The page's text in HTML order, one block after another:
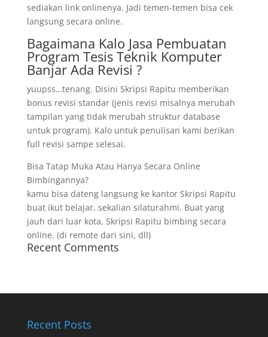
sediakan link onlinenya. Jadi temen-temen bisa cek
langsung secara online.
Bagaimana Kalo Jasa Pembuatan
Program Tesis Teknik Komputer
Banjar Ada Revisi ?
yuupss…tenang. Disini Skripsi Rapitu memberikan
bonus revisi standar (jenis revisi misalnya merubah
tampilan yang tidak merubah struktur database
untuk program). Kalo untuk penulisan kami berikan
full revisi sampe selesai.
Bisa Tatap Muka Atau Hanya Secara Online
Bimbingannya?
kamu bisa dateng langsung ke kantor Skripsi Rapitu
buat ikut belajar, sekalian silaturahmi. Buat yang
jauh dari luar kota, Skripsi Rapitu bimbing secara
online. (di remote dari sini, dll)
Recent Comments
Recent Posts